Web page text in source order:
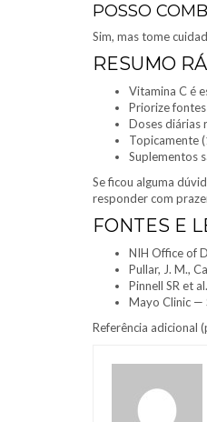
POSSO
Sim, mas tome
RESUMO
Vitamina C é
Priorize
Doses diárias
Topicamente
Suplementos
Se ficou alguma
responder com
FONTES E
NIH Office of
Pullar, J. M.,
Pinnell SR et
Mayo Clinic —
Referência adicional